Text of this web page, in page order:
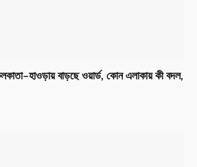
বাড়ছে ওয়ার্ড, কোন এলাকায় কী বদল,